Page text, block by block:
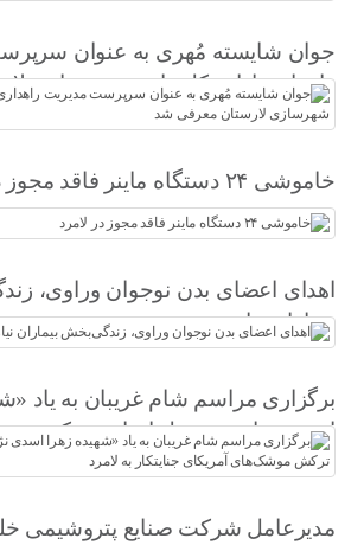
جوان شایسته مُهری به عنوان
راهداری اداره کل راه و شهرسازی
شد
خاموشی ۲۴ دستگاه ماینر فاقد مجوز در لامرد
اهدای اعضای بدن نوجوان وراوی،
بیماران نیازمند شد
برگزاری مراسم شام غریبان به یاد
اسدی نژاد» در محل اصابت ترکش
آمریکای جنایتکار به لامرد
مدیرعامل شرکت صنایع پتروشیمی